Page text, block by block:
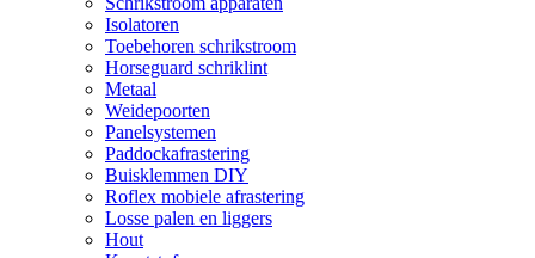
Isolatoren
Toebehoren schrikstroom
Horseguard schriklint
Metaal
Weidepoorten
Panelsystemen
Paddockafrastering
Buisklemmen DIY
Roflex mobiele afrastering
Losse palen en liggers
Hout